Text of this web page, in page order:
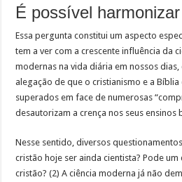
É possível
Essa pergunta constitui um aspecto
tem a ver com a crescente influência da
modernas na vida diária em nossos dias,
alegação de que o cristianismo e a
superados em face de numerosas
desautorizam a crença nos seus ensinos
Nesse sentido, diversos
cristão hoje ser ainda cientista? Pode
cristão? (2) A ciência moderna já não